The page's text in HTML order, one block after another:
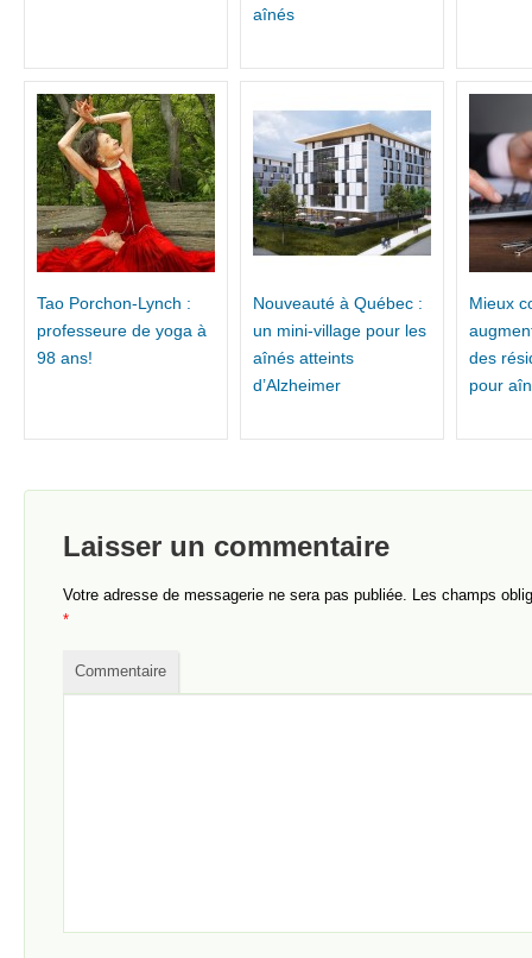
aînés
Tao Porchon-Lynch :
professeure de yoga à
98 ans!
Nouveauté à Québec :
un mini-village pour les
aînés atteints
d’Alzheimer
Mieux
des
pour
Laisser un commentaire
Votre adresse de messagerie ne sera pas publiée. Les champs
*
Commentaire